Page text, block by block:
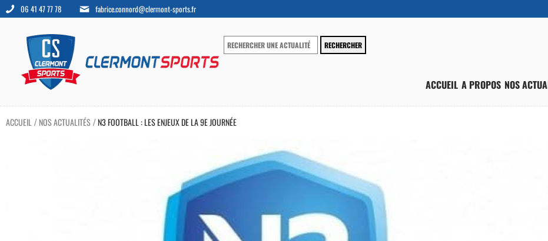
06 41 47 77 78 fabrice.connord@clermont-sports.fr
ACCUEIL A PROPOS NOS
ACCUEIL / NOS ACTUALITÉS/N3 FOOTBALL : LES ENJEUX DE LA 9E JOURNÉE